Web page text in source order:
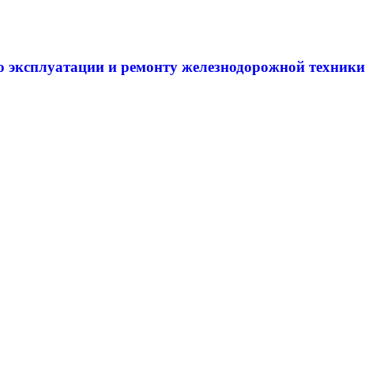
и ремонту железнодорожной техники